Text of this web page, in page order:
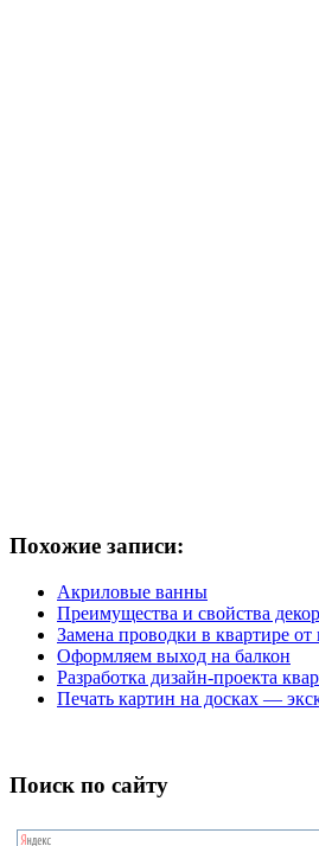
Похожие записи:
Акриловые ванны
Преимущества и свойства
Замена проводки в квартире от
Оформляем выход на балкон
Разработка дизайн-проекта
Печать картин на досках —
Поиск по сайту